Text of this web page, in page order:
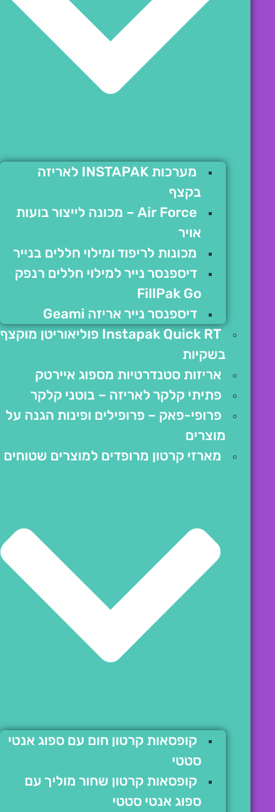
מערכות INSTAPAK לאריזה
בקצף
Air Force – מכונה לייצור בועות
אויר
מכונות לריפוד ומילוי חללים בנייר
דיספנסר נייר למילוי חללים רנפק
FillPak Go
דיספנסר נייר אריזה Geami
Instapak Quick RT פוליאוריטן מוקצף
בשקיות
אריזות סטנדרטיות מספוג איירטק
פתיתי קלקר לאריזה – בוטני קלקר
פרופי-פאק – פרופילים ופינות הגנה על
מוצרים
מארזי קרטון מרופדים למוצרים שטוחים
קופסאות קרטון חום עם ספוג אנטי
סטטי
קופסאות קרטון שחור מוליך עם
ספוג אנטי סטטי